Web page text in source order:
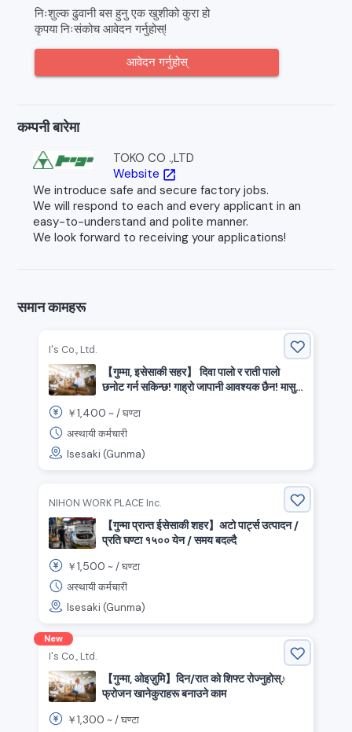
निःशुल्क ढुवानी बस हुनु एक खुशीको कुरा हो
कृपया निःसंकोच आवेदन गर्नुहोस्!
आवेदन गर्नुहोस्
कम्पनी बारेमा
TOKO CO .,LTD
Website open_in_new
We introduce safe and secure factory jobs.
We will respond to each and every applicant in an
easy-to-understand and polite manner.
We look forward to receiving your applications!
समान कामहरू
I's Co., Ltd.
【गुम्मा, इसेसाकी सहर】 दिवा पालो र राती पालो
छनोट गर्न सकिन्छ! गाह्रो जापानी आवश्यक छैन! मासु
￥1,400 ~ /घण्टा
अस्थायी कर्मचारी
Isesaki (Gunma)
NIHON WORK PLACE Inc.
【गुन्मा प्रान्त ईसेसाकी शहर】अटो पार्ट्स उत्पादन /
प्रति घण्टा १५०० येन / समय बदल्दै
￥1,500 ~ /घण्टा
अस्थायी कर्मचारी
Isesaki (Gunma)
New
I's Co., Ltd.
【गुन्मा, ओइज़ुमि】दिन/रात को शिफ्ट रोज्नुहोस्♪
फ्रोजन खानेकुराहरू बनाउने काम
￥1,300 ~ /घण्टा